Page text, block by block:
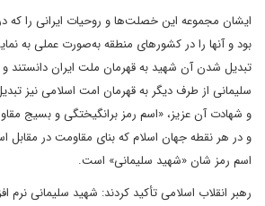
ایشان مجموعه این خصلت‌ها و روحیات ایرانی را که
بود و آنها را در کشورهای منطقه به‌صورت عملی به
تبدیل شدن آن شهید به قهرمان ملت ایران دانستند
سلیمانی از طرف دیگر به قهرمان امت اسلامی نیز
و شهادت آن عزیز، «اسم رمز برانگیختگی و بسیج
و در هر نقطه جهان اسلام که بنای مقاومت در مقابل
اسم رمز شان «شهید سلیمانی» است.
رهبر انقلاب اسلامی تأکید کردند: شهید سلیمانی نرم